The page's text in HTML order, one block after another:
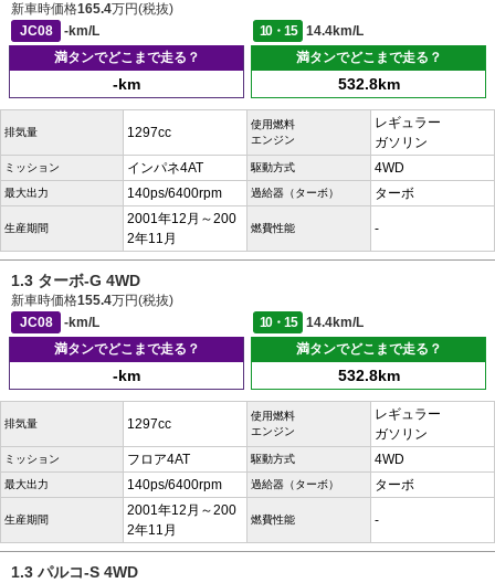
新車時価格165.4万円(税抜)
JC08
-km/L 10・15
14.4km/L
満タンでどこまで走る？
-km
満タンでどこまで走る？
532.8km
排気量 1297cc
使用燃料
エンジン
レギュラー
ガソリン
ミッション インパネ4AT 駆動方式 4WD
最大出力 140ps/6400rpm 過給器（ターボ） ターボ
生産期間
2001年12月～200
2年11月
燃費性能 -
1.3 ターボ-G 4WD
新車時価格155.4万円(税抜)
JC08
-km/L 10・15
14.4km/L
満タンでどこまで走る？
-km
満タンでどこまで走る？
532.8km
排気量 1297cc
使用燃料
エンジン
レギュラー
ガソリン
ミッション フロア4AT 駆動方式 4WD
最大出力 140ps/6400rpm 過給器（ターボ） ターボ
生産期間
2001年12月～200
2年11月
燃費性能 -
1.3 パルコ-S 4WD